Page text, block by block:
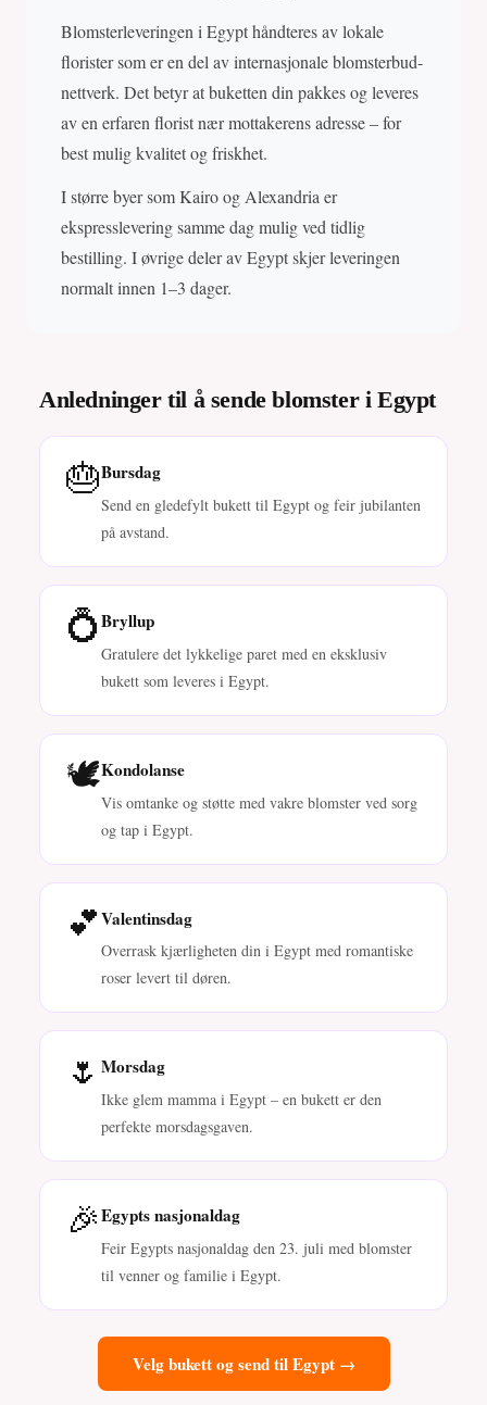
Blomsterleveringen i Egypt håndteres av lokale
florister som er en del av internasjonale blomsterbud-
nettverk. Det betyr at buketten din pakkes og leveres
av en erfaren florist nær mottakerens adresse – for
best mulig kvalitet og friskhet.
I større byer som Kairo og Alexandria er
ekspresslevering samme dag mulig ved tidlig
bestilling. I øvrige deler av Egypt skjer leveringen
normalt innen 1–3 dager.
Anledninger til å sende blomster i Egypt
🎂Bursdag
Send en gledefylt bukett til Egypt og feir jubilanten
på avstand.
💍Bryllup
Gratulere det lykkelige paret med en eksklusiv
bukett som leveres i Egypt.
🕊️Kondolanse
Vis omtanke og støtte med vakre blomster ved sorg
og tap i Egypt.
💕Valentinsdag
Overrask kjærligheten din i Egypt med romantiske
roser levert til døren.
🌷 Morsdag
Ikke glem mamma i Egypt – en bukett er den
perfekte morsdagsgaven.
🎉Egypts nasjonaldag
Feir Egypts nasjonaldag den 23. juli med blomster
til venner og familie i Egypt.
Velg bukett og send til Egypt →